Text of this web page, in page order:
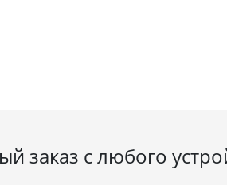
заказ с любого